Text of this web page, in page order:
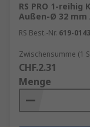
RS PRO 1-
Außen-Ø 32 mm
RS Best.-Nr. 619-0143
Zwischensumme (1
CHF.2.31
Menge